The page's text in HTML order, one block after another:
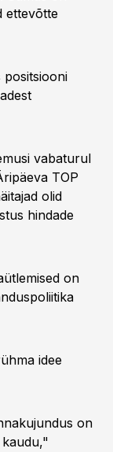
ettevõtte
vabaturul
TOP
olid
hindade
on
idee
on